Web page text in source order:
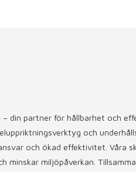
– din partner för hållbarhet och
och
och ökad effektivitet. Våra
minskar miljöpåverkan.